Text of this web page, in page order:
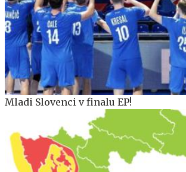
Mladi Slovenci v finalu EP!